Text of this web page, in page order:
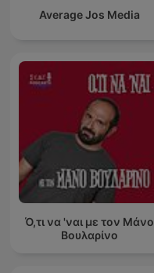
Average Jos Media
Ό,τι να 'ναι με τον Μάνο
Βουλαρίνο